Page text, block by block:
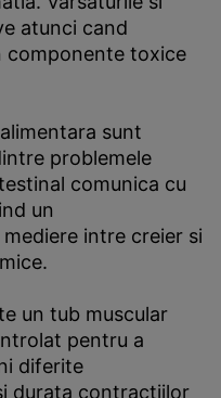
atunci cand
componente toxice
sunt
problemele
comunica cu
un
intre creier si
un tub muscular
pentru a
diferite
durata contractiilor